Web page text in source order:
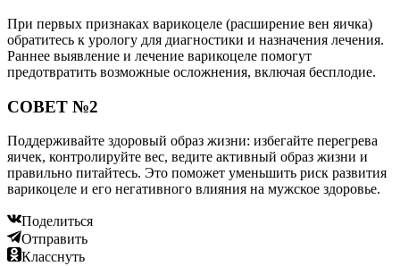
При первых признаках варикоцеле (расширение вен яичка)
обратитесь к урологу для диагностики и назначения лечения.
Раннее выявление и лечение варикоцеле помогут
предотвратить возможные осложнения, включая бесплодие.
СОВЕТ №2
Поддерживайте здоровый образ жизни: избегайте перегрева
яичек, контролируйте вес, ведите активный образ жизни и
правильно питайтесь. Это поможет уменьшить риск развития
варикоцеле и его негативного влияния на мужское здоровье.
Поделиться
Отправить
Класснуть